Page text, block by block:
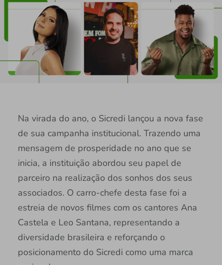
Na virada do ano, o Sicredi lançou a nova fase
de sua campanha institucional. Trazendo uma
mensagem de prosperidade no ano que se
inicia, a instituição abordou seu papel de
parceiro na realização dos sonhos dos seus
associados. O carro-chefe desta fase foi a
estreia de novos filmes com os cantores Ana
Castela e Leo Santana, representando a
diversidade brasileira e reforçando o
posicionamento do Sicredi como uma marca